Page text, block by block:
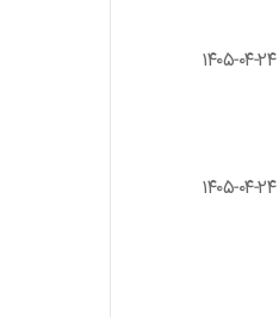
۱۴۰۵-۰۴-۲۴
۱۴۰۵-۰۴-۲۴